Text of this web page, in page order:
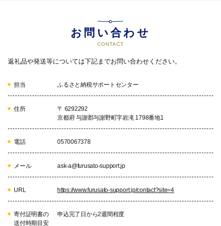
るまちを目指し、与謝野駅周辺の
地域活性化を図る事業に寄附金を
活用します。
る人財を育成する事業に寄附金を
活用します。
ト
・よさの大江山登山マラソン開催
のほか、大江山の冬季活用や自然
活用します。
お問い合わせ
CONTACT
返礼品や発送等については下記までお問い合わせください。
担当 ふるさと納税サポートセンター
住所
〒 6292292
京都府 与謝郡与謝野町字岩滝 1798番地1
電話 0570067378
メール ask-a@furusato-support.jp
URL https://www.furusato-support.jp/contact?site=4
寄付証明書の
送付時期目安
申込完了日から2週間程度